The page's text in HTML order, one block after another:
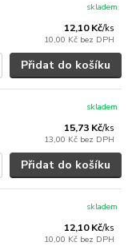
12,10 Kč/ks
10,00 Kč bez DPH
skladem
Přidat do košíku
15,73 Kč/ks
13,00 Kč bez DPH
skladem
Přidat do košíku
12,10 Kč/ks
10,00 Kč bez DPH
skladem